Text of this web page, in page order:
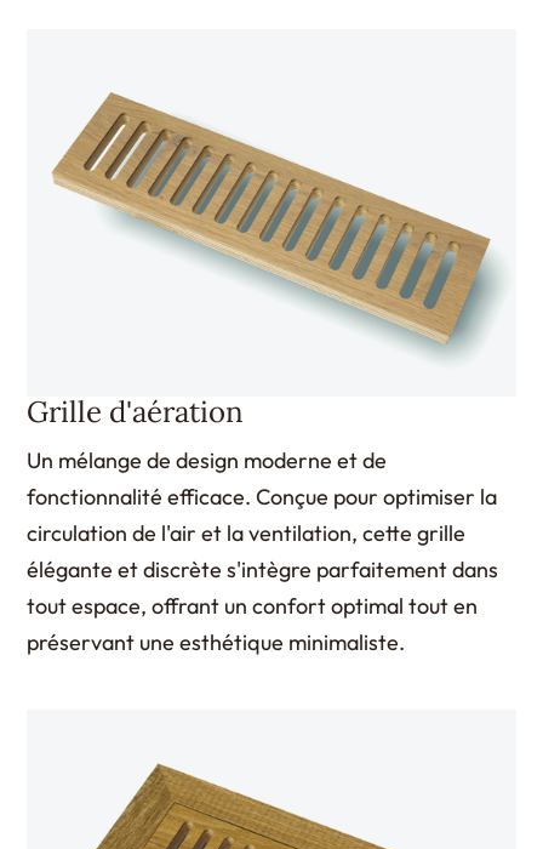
Grille d'aération
Un mélange de design moderne et de
fonctionnalité efficace. Conçue pour optimiser la
circulation de l'air et la ventilation, cette grille
élégante et discrète s'intègre parfaitement dans
tout espace, offrant un confort optimal tout en
préservant une esthétique minimaliste.